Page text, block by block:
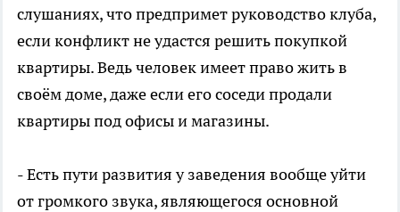
слушаниях, что предпримет руководство клуба,
если конфликт не удастся решить покупкой
квартиры. Ведь человек имеет право жить в
своём доме, даже если его соседи продали
квартиры под офисы и магазины.
- Есть пути развития у заведения вообще уйти
от громкого звука, являющегося основной